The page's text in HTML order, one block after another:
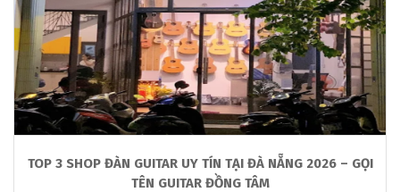
TOP 3 SHOP ĐÀN GUITAR UY TÍN TẠI ĐÀ NẴNG 2026 – GỌI
TÊN GUITAR ĐỒNG TÂM